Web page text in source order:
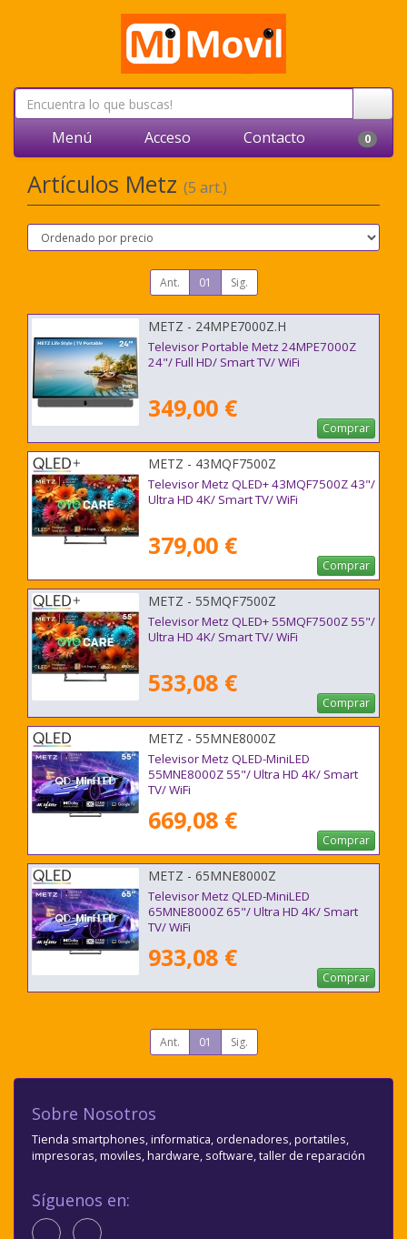
Menú Acceso Contacto 0
Artículos Metz (5 art.)
Ant. 01 Sig.
METZ - 24MPE7000Z.H
Televisor Portable Metz 24MPE7000Z
24"/ Full HD/ Smart TV/ WiFi
349,00 €
Comprar
METZ - 43MQF7500Z
Televisor Metz QLED+ 43MQF7500Z 43"/
Ultra HD 4K/ Smart TV/ WiFi
379,00 €
Comprar
METZ - 55MQF7500Z
Televisor Metz QLED+ 55MQF7500Z 55"/
Ultra HD 4K/ Smart TV/ WiFi
533,08 €
Comprar
METZ - 55MNE8000Z
Televisor Metz QLED-MiniLED
55MNE8000Z 55"/ Ultra HD 4K/ Smart
TV/ WiFi
669,08 €
Comprar
METZ - 65MNE8000Z
Televisor Metz QLED-MiniLED
65MNE8000Z 65"/ Ultra HD 4K/ Smart
TV/ WiFi
933,08 €
Comprar
Ant. 01 Sig.
Sobre Nosotros
Tienda smartphones, informatica, ordenadores, portatiles,
impresoras, moviles, hardware, software, taller de reparación
Síguenos en: